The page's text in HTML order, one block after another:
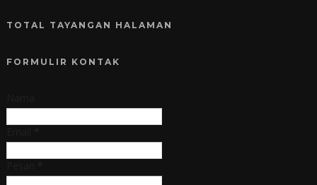
TOTAL TAYANGAN HALAMAN
FORMULIR KONTAK